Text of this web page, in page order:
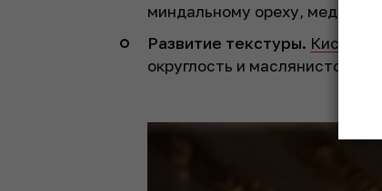
миндальному ореху, меду,
Развитие текстуры.
округлость и